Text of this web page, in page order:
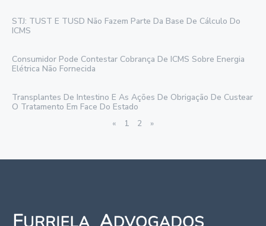
STJ: TUST E TUSD Não Fazem Parte Da Base De Cálculo Do
ICMS
Consumidor Pode Contestar Cobrança De ICMS Sobre Energia
Elétrica Não Fornecida
Transplantes De Intestino E As Ações De Obrigação De Custear
O Tratamento Em Face Do Estado
«
1 2 »